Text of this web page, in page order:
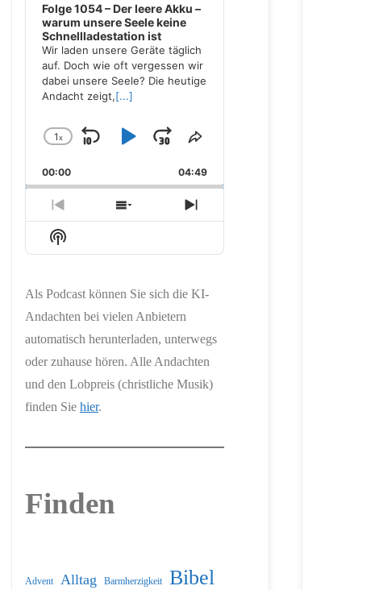
Folge 1054 – Der leere Akku –
warum unsere Seele keine
Schnellladestation ist
Wir laden unsere Geräte täglich
auf. Doch wie oft vergessen wir
dabei unsere Seele? Die heutige
Andacht zeigt,[...]
Change
Rate
1x
Skip
Backward
Play
Pause
Jump
Forward
Share
Episode
00:00 04:49
Previous
Episode
Show
Episodes
Next
Episode
Show
Podcast
Als Podcast können Sie sich die KI-
Andachten bei vielen Anbietern
automatisch herunterladen, unterwegs
oder zuhause hören. Alle Andachten
und den Lobpreis (christliche Musik)
finden Sie hier.
Finden
Advent Alltag Barmherzigkeit Bibel